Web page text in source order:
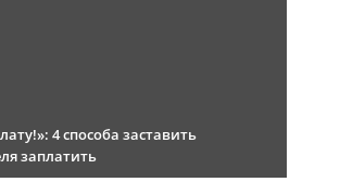
4 способа заставить
заплатить